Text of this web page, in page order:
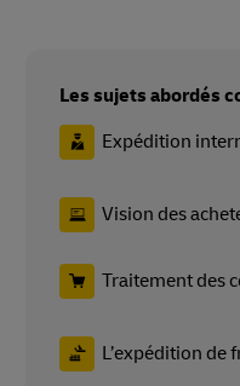
Les sujets abordés
Expédition
Vision des
Traitement des
L’expédition de